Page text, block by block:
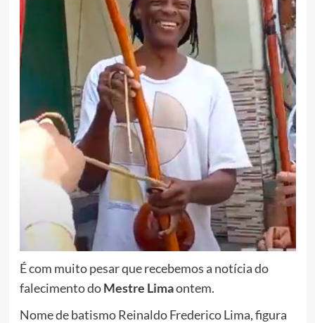
É com muito pesar que recebemos a notícia do
falecimento doMestre Limaontem.
Nome de batismo Reinaldo Frederico Lima, figura